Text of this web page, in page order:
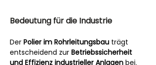
Bedeutung für die Industrie
Der Polier im Rohrleitungsbau trägt
entscheidend zur Betriebssicherheit
und Effizienz industrieller Anlagen bei.